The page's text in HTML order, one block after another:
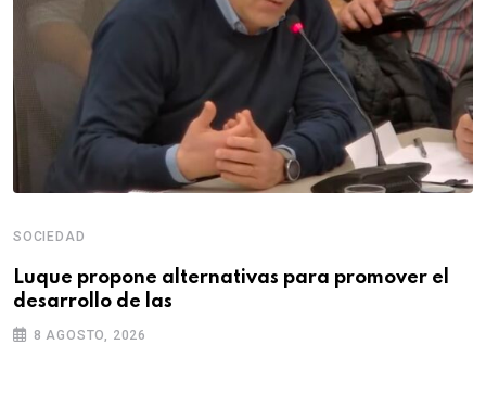
SOCIEDAD
Luque propone alternativas para promover el
desarrollo de las
8 AGOSTO, 2026